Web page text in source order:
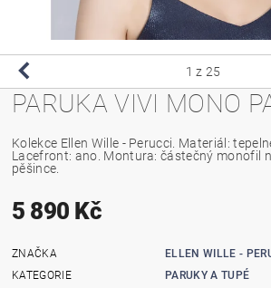
1 z 25
PARUKA VIVI MONO
Kolekce Ellen Wille - Perucci. Materiál:
Lacefront: ano. Montura: částečný monofil
pěšince.
5 890 Kč
ZNAČKA
ELLEN WILLE -
KATEGORIE
PARUKY A TUPÉ